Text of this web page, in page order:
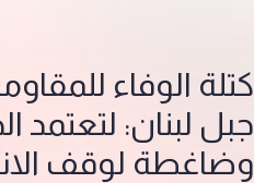
كتلة الوفاء
جبل لبنان:
وضاغطة لوقف